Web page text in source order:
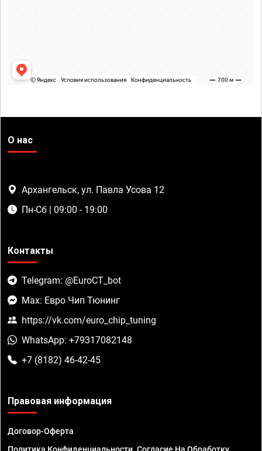
О нас
Архангельск, ул. Павла Усова 12
Пн-Сб | 09:00 - 19:00
Контакты
Telegram: @EuroCT_bot
Max: Евро Чип Тюнинг
https://vk.com/euro_chip_tuning
WhatsApp: +79317082148
+7 (8182) 46-42-45
Правовая информация
Договор-Оферта